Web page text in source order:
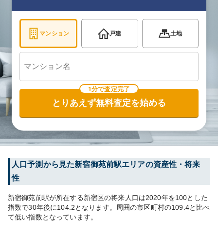
マンション 戸建 土地
1分で査定完了
とりあえず無料査定を始める
人口予測から見た新宿御苑前駅エリアの資産性・将来
性
新宿御苑前駅が所在する新宿区の将来人口は2020年を100とした
指数で30年後に104.2となります。 周囲の市区町村の109.4と比べ
て低い指数となっています。